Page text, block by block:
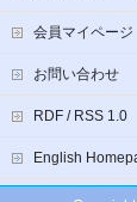
会員マイページ
お問い合わせ
RDF / RSS 1.0
English